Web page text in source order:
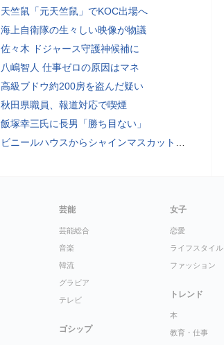
天竺鼠「元天竺鼠」でKOC出場へ
海上自衛隊の生々しい映像が物議
佐々木 ドジャース守護神候補に
八嶋智人 仕事ゼロの原因はマネ
高級ブドウ約200房を盗んだ疑い
秋田県職員、報道対応で喫煙
飯塚幸三氏に長男「勝ち目ない」
ビニールハウスからシャインマスカット約200房を盗んだ疑い ネットで販売か 無職の男（42）逮捕 岡山県警
芸能
芸能総合
音楽
韓流
グラビア
テレビ
ゴシップ
女子
恋愛
ライフスタイル
ファッション
トレンド
本
教育・仕事